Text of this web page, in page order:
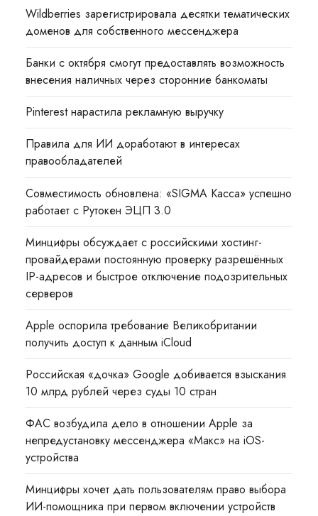
Wildberries зарегистрировала десятки тематических
доменов для собственного мессенджера
Банки с октября смогут предоставлять возможность
внесения наличных через сторонние банкоматы
Pinterest нарастила рекламную выручку
Правила для ИИ доработают в интересах
правообладателей
Совместимость обновлена: «SIGMA Касса» успешно
работает с Рутокен ЭЦП 3.0
Минцифры обсуждает с российскими хостинг-
провайдерами постоянную проверку разрешённых
IP-адресов и быстрое отключение подозрительных
серверов
Apple оспорила требование Великобритании
получить доступ к данным iCloud
Российская «дочка» Google добивается взыскания
10 млрд рублей через суды 10 стран
ФАС возбудила дело в отношении Apple за
непредустановку мессенджера «Макс» на iOS-
устройства
Минцифры хочет дать пользователям право выбора
ИИ-помощника при первом включении устройств